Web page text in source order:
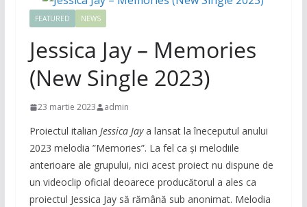
FEATURED NEWS
Jessica Jay – Memories
(New Single 2023)
23 martie 2023 admin
Proiectul italian Jessica Jaya lansat la îneceputul anului
2023 melodia ”Memories”. La fel ca și melodiile
anterioare ale grupului, nici acest proiect nu dispune de
un videoclip oficial deoarece producătorul a ales ca
proiectul Jessica Jay să rămână sub anonimat. Melodia